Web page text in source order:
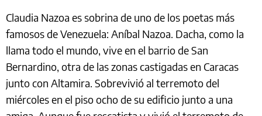
Claudia Nazoa es sobrina de uno de los poetas más
famosos de Venezuela: Aníbal Nazoa. Dacha, como la
llama todo el mundo, vive en el barrio de San
Bernardino, otra de las zonas castigadas en Caracas
junto con Altamira. Sobrevivió al terremoto del
miércoles en el piso ocho de su edificio junto a una